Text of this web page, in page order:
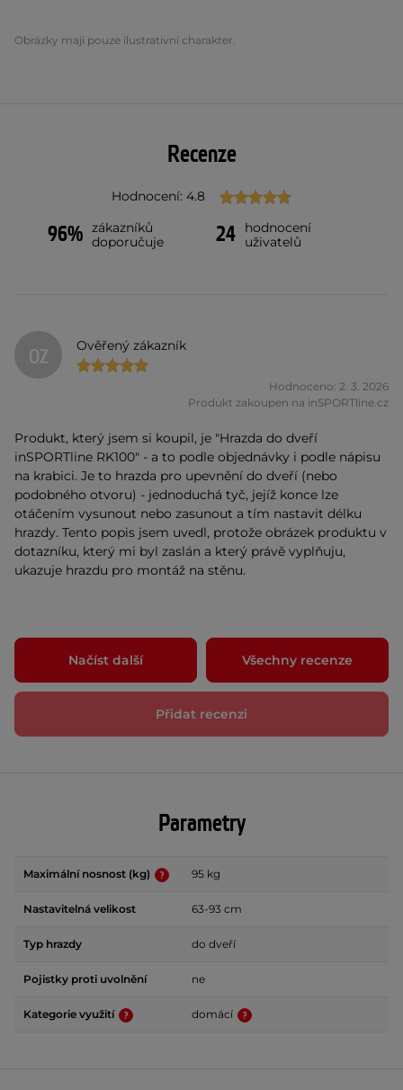
Obrázky mají pouze ilustrativní charakter.
Recenze
Hodnocení: 4.8
96% zákazníků
doporučuje
24
hodnocení
uživatelů
OZ Ověřený zákazník
Hodnoceno: 2. 3. 2026
Produkt zakoupen na inSPORTline.cz
Produkt, který jsem si koupil, je "Hrazda do dveří
inSPORTline RK100" - a to podle objednávky i podle nápisu
na krabici. Je to hrazda pro upevnění do dveří (nebo
podobného otvoru) - jednoduchá tyč, jejíž konce lze
otáčením vysunout nebo zasunout a tím nastavit délku
hrazdy. Tento popis jsem uvedl, protože obrázek produktu v
dotazníku, který mi byl zaslán a který právě vyplňuju,
ukazuje hrazdu pro montáž na stěnu.
Načíst další Všechny recenze
Přidat recenzi
Parametry
Maximální nosnost (kg) 95 kg
Nastavitelná velikost 63-93 cm
Typ hrazdy do dveří
Pojistky proti uvolnění ne
Kategorie využití domácí